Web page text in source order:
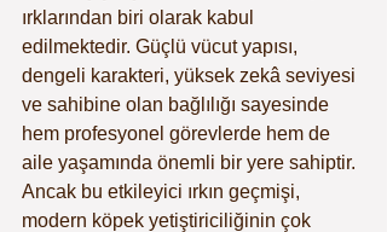
ırklarından biri olarak kabul
edilmektedir. Güçlü vücut yapısı,
dengeli karakteri, yüksek zekâ seviyesi
ve sahibine olan bağlılığı sayesinde
hem profesyonel görevlerde hem de
aile yaşamında önemli bir yere sahiptir.
Ancak bu etkileyici ırkın geçmişi,
modern köpek yetiştiriciliğinin çok